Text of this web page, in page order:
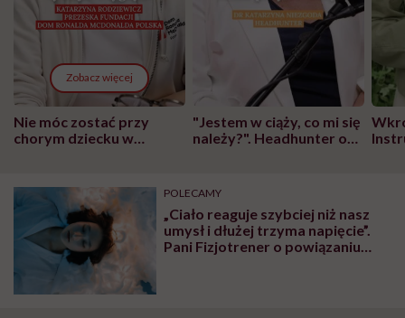
Zobacz więcej
Nie móc zostać przy
chorym dziecku w
może chyba tylko
głupota i brak
wyobraźni"
"Jestem w ciąży, co mi się
należy?". Headhunter o
pracy
POLECAMY
„Ciało reaguje szybciej niż nasz
umysł i dłużej trzyma napięcie”.
Pani Fizjotrener o powiązaniu